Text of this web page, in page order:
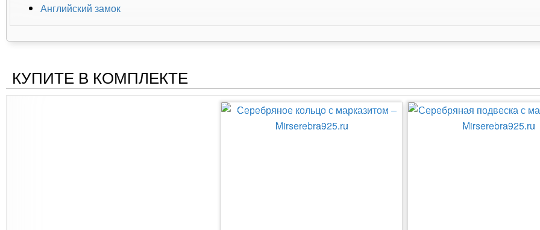
Английский замок
КУПИТЕ В КОМПЛЕКТЕ